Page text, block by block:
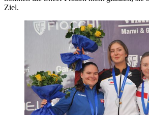
Ziel.